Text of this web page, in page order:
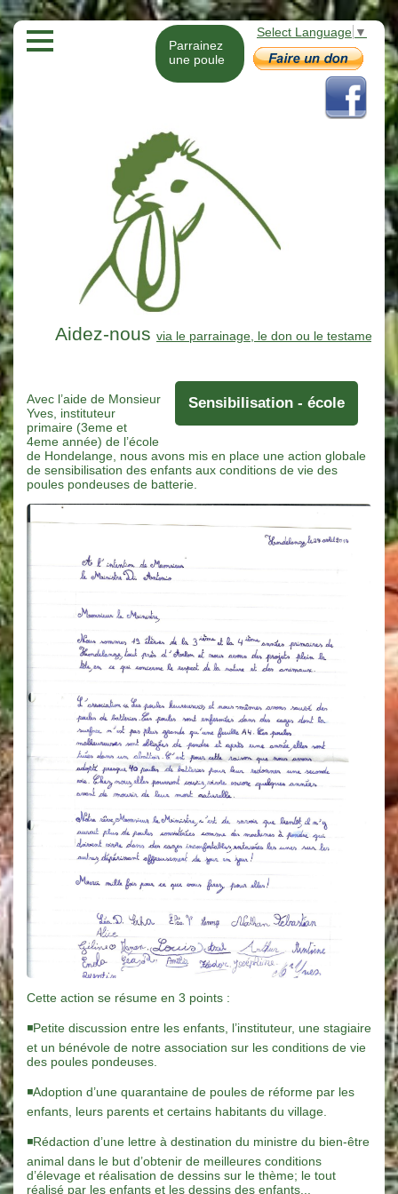
Select Language ▼
Parrainez
une poule
Aidez-nousvia le parrainage, le don ou le testament
Sensibilisation - école
Avec l’aide de Monsieur
Yves, instituteur
primaire (3eme et
4eme année) de l’école
de Hondelange, nous avons mis en place une action globale
de sensibilisation des enfants aux conditions de vie des
poules pondeuses de batterie.
Cette action se résume en 3 points :
◾Petite discussion entre les enfants, l’instituteur, une stagiaire
et un bénévole de notre association sur les conditions de vie
des poules pondeuses.
◾Adoption d’une quarantaine de poules de réforme par les
enfants, leurs parents et certains habitants du village.
◾Rédaction d’une lettre à destination du ministre du bien-être
animal dans le but d’obtenir de meilleures conditions
d’élevage et réalisation de dessins sur le thème; le tout
réalisé par les enfants et les dessins des enfants...